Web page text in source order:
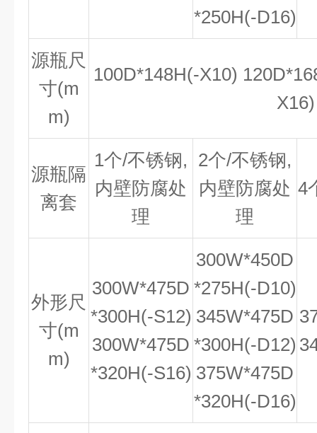
*250H(-D16)
源瓶尺
寸(m
m)
100D*148H(-X10)
X16)
源瓶隔
离套
1个/不锈钢,
内壁防腐处
理
2个/不锈钢,
内壁防腐处
理
4
外形尺
寸(m
m)
300W*475D
*300H(-S12)
300W*475D
*320H(-S16)
300W*450D
*275H(-D10)
345W*475D
*300H(-D12)
375W*475D
*320H(-D16)